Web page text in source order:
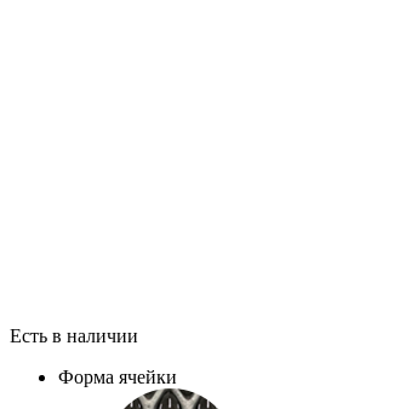
Есть в наличии
Форма ячейки